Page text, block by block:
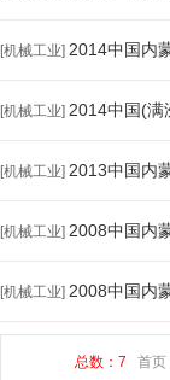
[机械工业] 2014中国内
[机械工业] 2014中国(满
[机械工业] 2013中国内
[机械工业] 2008中国内
[机械工业] 2008中国内
总数：7 首页